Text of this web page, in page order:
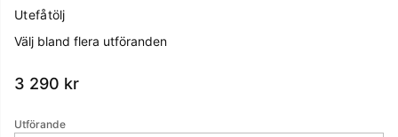
Utefåtölj
Välj bland flera utföranden
3 290 kr
Utförande